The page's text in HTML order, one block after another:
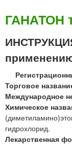
ГАНАТОН
Торговое
Международное
Химическое
гидрохлорид.
Лекарственная